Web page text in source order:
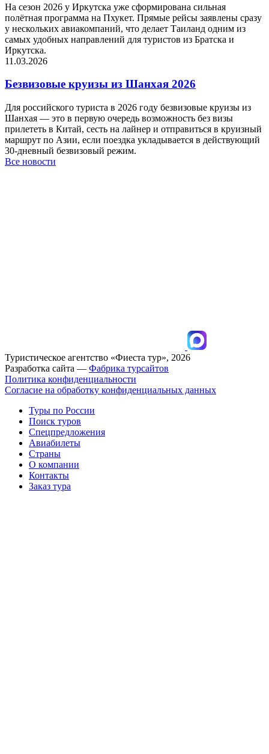
На сезон 2026 у Иркутска уже сформирована сильная
полётная программа на Пхукет. Прямые рейсы заявлены сразу
у нескольких авиакомпаний, что делает Таиланд одним из
самых удобных направлений для туристов из Братска и
Иркутска.
11.03.2026
Безвизовые круизы из Шанхая 2026
Для российского туриста в 2026 году безвизовые круизы из
Шанхая — это в первую очередь возможность без визы
прилететь в Китай, сесть на лайнер и отправиться в круизный
маршрут по Азии, если поездка укладывается в действующий
30-дневный безвизовый режим.
Все новости
Туристическое агентство «Фиеста тур», 2026
Разработка сайта — Фабрика турсайтов
Политика конфиденциальности
Согласие на обработку конфиденциальных данных
Туры по России
Поиск туров
Спецпредложения
Авиабилеты
Страны
О компании
Контакты
Заказ тура